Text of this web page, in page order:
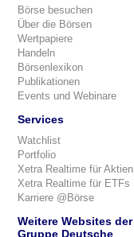
Börse besuchen
Über die Börsen
Wertpapiere
Handeln
Börsenlexikon
Publikationen
Events und Webinare
Services
Watchlist
Portfolio
Xetra Realtime für Aktien
Xetra Realtime für ETFs
Karriere @Börse
Weitere Websites der
Gruppe Deutsche